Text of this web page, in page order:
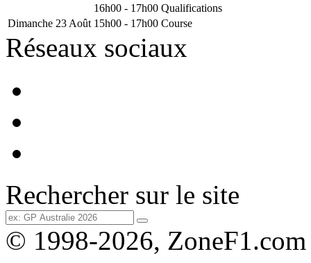
16h00 - 17h00 Qualifications
Dimanche 23 Août 15h00 - 17h00 Course
Réseaux sociaux
Rechercher sur le site
© 1998-2026, ZoneF1.com